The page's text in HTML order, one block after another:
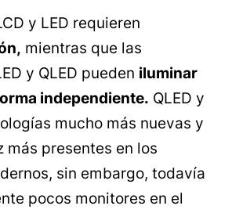
y LED requieren
mientras que las
y QLED pueden iluminar
independiente. QLED y
mucho más nuevas y
más presentes en los
sin embargo, todavía
pocos monitores en el